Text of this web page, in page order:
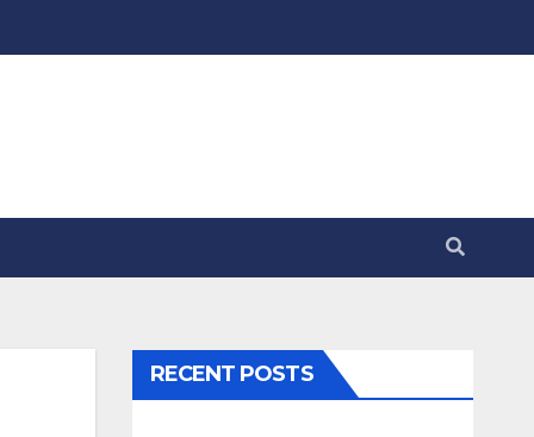
RECENT POSTS